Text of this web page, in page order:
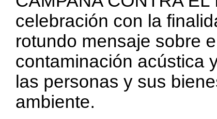
celebración con la
rotundo mensaje sobre
contaminación acústica
las personas y sus
ambiente.